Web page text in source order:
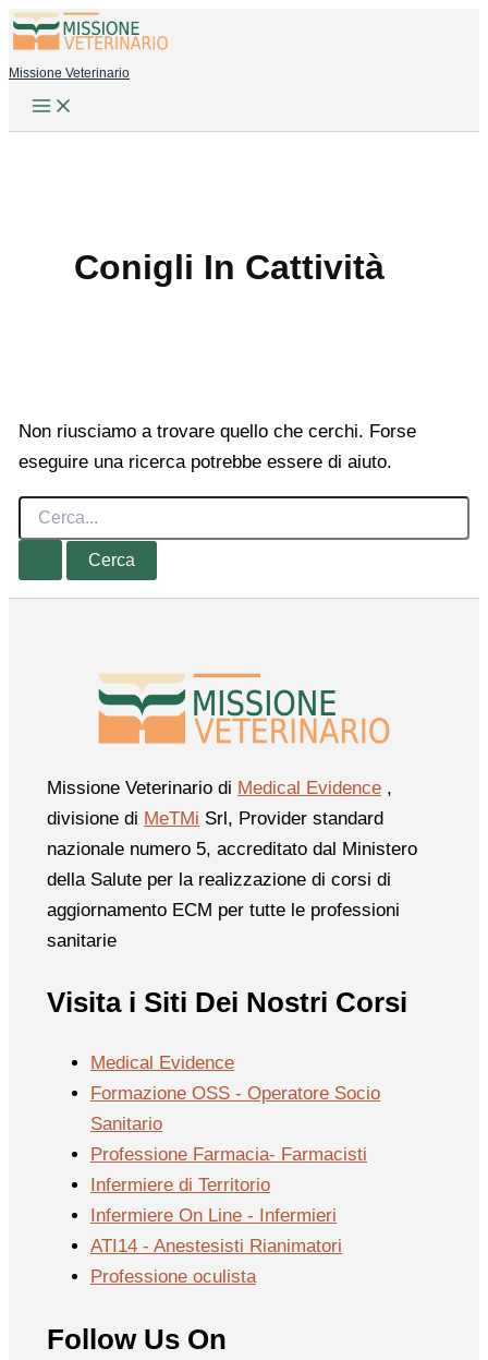
Vai
al
contenuto
Missione Veterinario
Conigli In Cattività
Non riusciamo a trovare quello che cerchi. Forse
eseguire una ricerca potrebbe essere di aiuto.
Cerca:
Missione Veterinario di Medical Evidence ,
divisione di MeTMi Srl, Provider standard
nazionale numero 5, accreditato dal Ministero
della Salute per la realizzazione di corsi di
aggiornamento ECM per tutte le professioni
sanitarie
Visita i Siti Dei Nostri Corsi
Medical Evidence
Formazione OSS - Operatore Socio
Sanitario
Professione Farmacia- Farmacisti
Infermiere di Territorio
Infermiere On Line - Infermieri
ATI14 - Anestesisti Rianimatori
Professione oculista
Follow Us On